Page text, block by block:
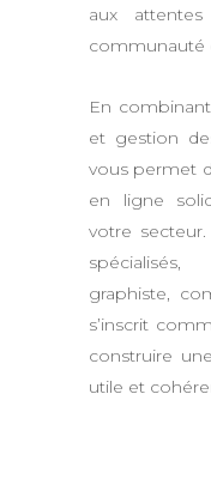
aux
communauté
En
et gestion
vous permet
en ligne
votre
graphiste,
s’inscrit
construire
utile et